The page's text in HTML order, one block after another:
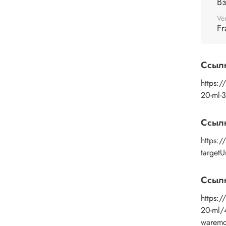
-
-
от F
20-ml-
https://
20-ml/